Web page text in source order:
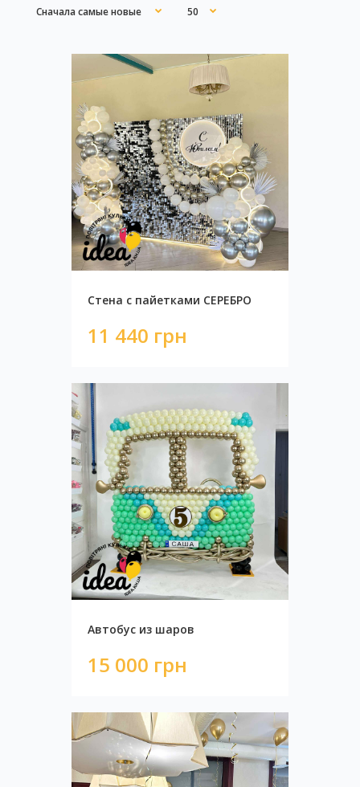
Стена с пайетками СЕРЕБРО
11 440 грн
Стена с пайетками СЕРЕБРО
11 440 грн
Автобус из шаров
15 000 грн